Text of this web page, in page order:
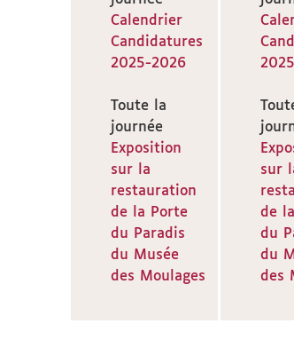
Calendrier
Candidatures
2025-2026
Toute la
journée
Exposition
sur la
restauration
de la Porte
du Paradis
du Musée
des Moulages
sur
de
du
du
des